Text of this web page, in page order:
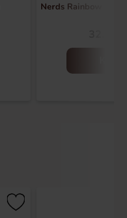
Nerds Rainbow